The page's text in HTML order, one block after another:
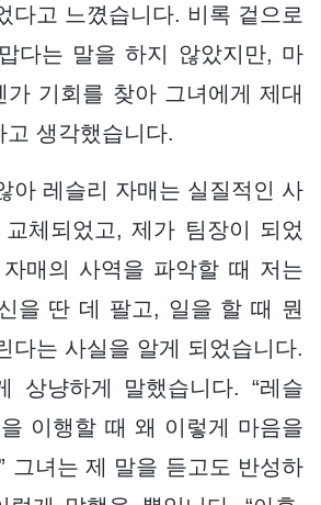
다고 느꼈습니다. 비록 겉으로
다는 말을 하지 않았지만, 마
가 기회를 찾아 그녀에게 제대
고 생각했습니다.
아 레슬리 자매는 실질적인 사
체되었고, 제가 팀장이 되었
매의 사역을 파악할 때 저는
을 딴 데 팔고, 일을 할 때 뭔
다는 사실을 알게 되었습니다.
상냥하게 말했습니다. “레슬
이행할 때 왜 이렇게 마음을
그녀는 제 말을 듣고도 반성하